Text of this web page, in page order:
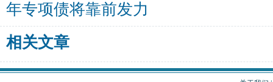
年专项债将靠前发力
相关文章